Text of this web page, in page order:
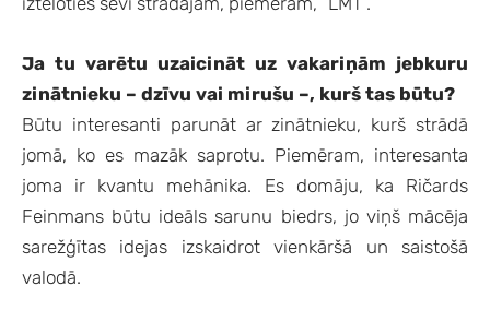
Ja tu varētu uzaicināt uz vakariņām jebkuru
zinātnieku – dzīvu vai mirušu –, kurš tas būtu?
Būtu interesanti parunāt ar zinātnieku, kurš strādā
jomā, ko es mazāk saprotu. Piemēram, interesanta
joma ir kvantu mehānika. Es domāju, ka Ričards
Feinmans būtu ideāls sarunu biedrs, jo viņš mācēja
sarežģītas idejas izskaidrot vienkāršā un saistošā
valodā.